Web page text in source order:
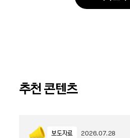
추천 콘텐츠
보도자료 2026.07.28